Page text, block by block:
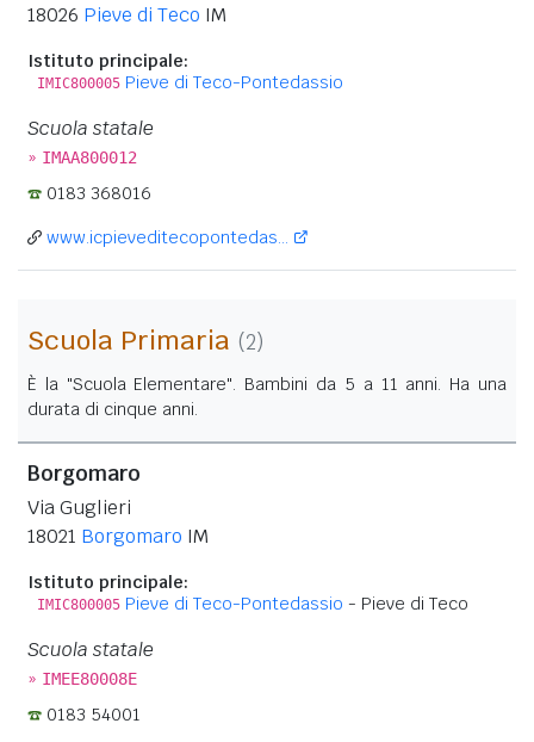
18026 Pieve di Teco IM
Istituto principale:
IMIC800005 Pieve di Teco-Pontedassio
Scuola statale
» IMAA800012
0183 368016
www.icpieveditecopontedas...
Scuola Primaria (2)
È la "Scuola Elementare". Bambini da 5 a 11 anni. Ha una
durata di cinque anni.
Borgomaro
Via Guglieri
18021 Borgomaro IM
Istituto principale:
IMIC800005 Pieve di Teco-Pontedassio - Pieve di Teco
Scuola statale
» IMEE80008E
0183 54001